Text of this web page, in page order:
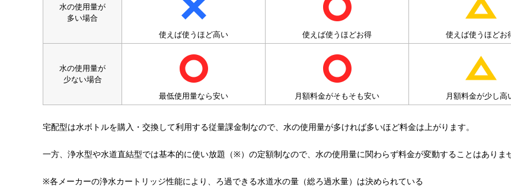
水の使用量が
多い場合
使えば使うほど高い
使えば使うほどお得 使えば使うほどお
水の使用量が
少ない場合
最低使用量なら安い
月額料金がそもそも安い 月額料金が少し高
宅配型は水ボトルを購入・交換して利用する従量課金制なので、水の使用量が多ければ多いほど料金は上がります。
一方、浄水型や水道直結型では基本的に使い放題（※）の定額制なので、水の使用量に関わらず料金が変動することはありま
※各メーカーの浄水カートリッジ性能により、ろ過できる水道水の量（総ろ過水量）は決められている